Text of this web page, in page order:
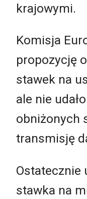
krajowymi.
Komisja
propozycję
stawek na
ale nie
obniżonych
transmisję
Ostatecznie
stawka na